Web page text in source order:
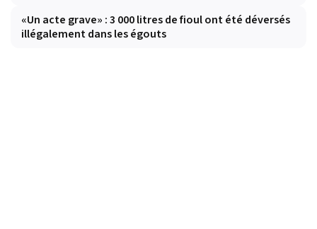
«Un acte grave» : 3 000 litres de fioul ont été déversés
illégalement dans les égouts